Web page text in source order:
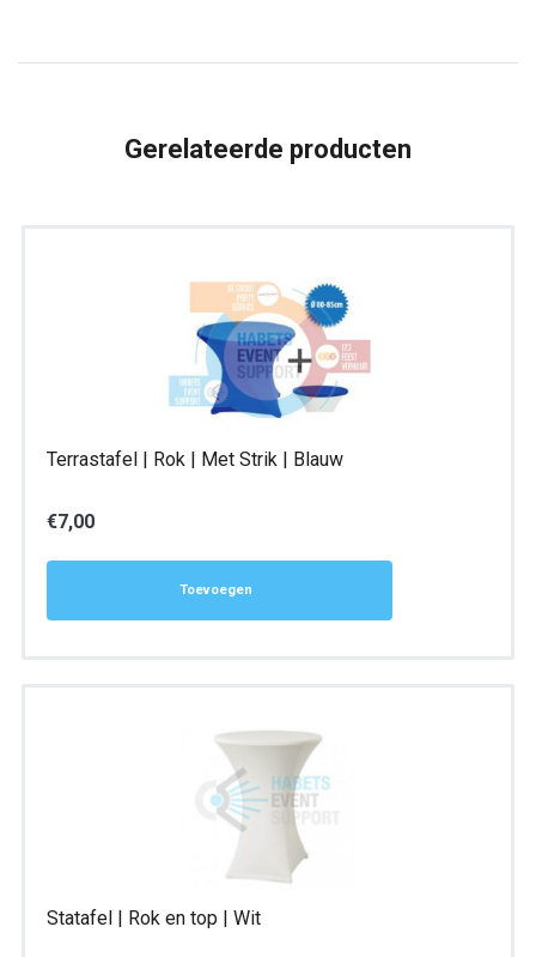
Gerelateerde producten
Terrastafel | Rok | Met Strik | Blauw
€7,00
Toevoegen
Statafel | Rok en top | Wit